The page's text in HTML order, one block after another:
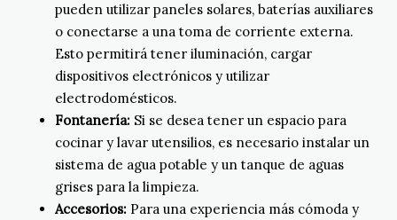
pueden utilizar paneles solares, baterías auxiliares
o conectarse a una toma de corriente externa.
Esto permitirá tener iluminación, cargar
dispositivos electrónicos y utilizar
electrodomésticos.
Fontanería: Si se desea tener un espacio para
cocinar y lavar utensilios, es necesario instalar un
sistema de agua potable y un tanque de aguas
grises para la limpieza.
Accesorios: Para una experiencia más cómoda y